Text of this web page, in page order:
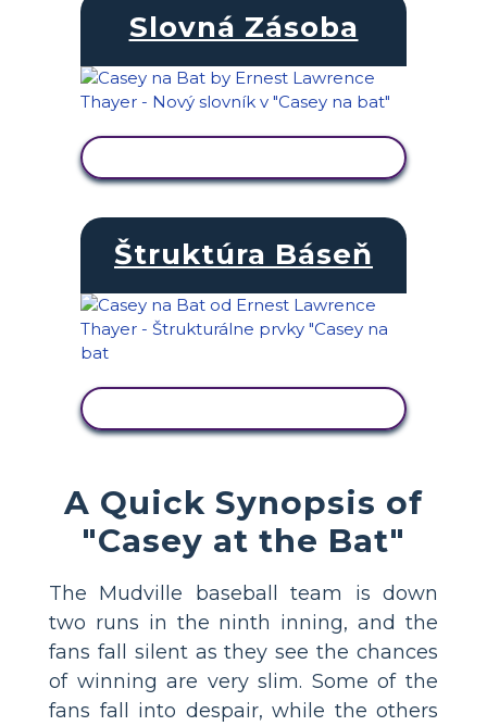
Slovná Zásoba
Štruktúra Báseň
A Quick Synopsis of
"Casey at the Bat"
The Mudville baseball team is down
two runs in the ninth inning, and the
fans fall silent as they see the chances
of winning are very slim. Some of the
fans fall into despair, while the others